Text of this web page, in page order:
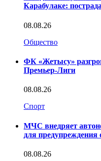
Карабулаке:
08.08.26
Общество
ФК «Жетысу»
Премьер-Лиги
08.08.26
Спорт
МЧС внедряет
для предупреждения
08.08.26